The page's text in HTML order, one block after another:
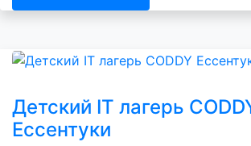
Детский IT лагерь
Ессентуки